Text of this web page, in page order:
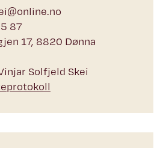
87
17, 8820 Dønna
Solfjeld Skei